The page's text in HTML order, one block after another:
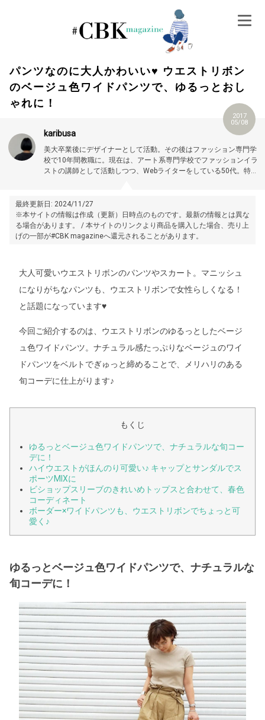
パンツなのに大人かわいい♥ ウエストリボン
のベージュ色ワイドパンツで、ゆるっとおし
ゃれに！
2017
05/08
karibusa
美大卒業後にデザイナーとして活動。その後はファッション専門学
校で10年間教職に。現在は、アート系専門学校でファッションイラ
ストの講師として活動しつつ、Webライターをしている50代。特に
最終更新日: 2024/11/27
※本サイトの情報は作成（更新）日時点のものです。最新の情報とは異な
る場合があります。 / 本サイトのリンクより商品を購入した場合、売り上
げの一部が#CBK magazineへ還元されることがあります。
大人可愛いウエストリボンのパンツやスカート。マニッシュ
になりがちなパンツも、ウエストリボンで女性らしくなる！
と話題になっています♥
今回ご紹介するのは、ウエストリボンのゆるっとしたベージ
ュ色ワイドパンツ。ナチュラル感たっぷりなベージュのワイ
ドパンツをベルトでぎゅっと締めることで、メリハリのある
旬コーデに仕上がります♪
もくじ
ゆるっとベージュ色ワイドパンツで、ナチュラルな旬コー
デに！
ハイウエストがほんのり可愛い♪ キャップとサンダルでス
ポーツMIXに
ビショップスリーブのきれいめトップスと合わせて、春色
コーディネート
ボーダー×ワイドパンツも、ウエストリボンでちょっと可
愛く♪
ゆるっとベージュ色ワイドパンツで、ナチュラルな
旬コーデに！